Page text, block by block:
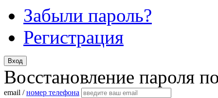
Забыли пароль?
Регистрация
Вход
Восстановление пароля
email /номер телефона